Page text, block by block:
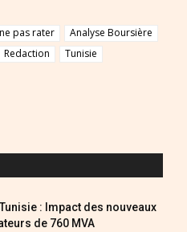
pas rater
Analyse Boursière
Redaction Tunisie
: Impact des nouveaux
de 760 MVA